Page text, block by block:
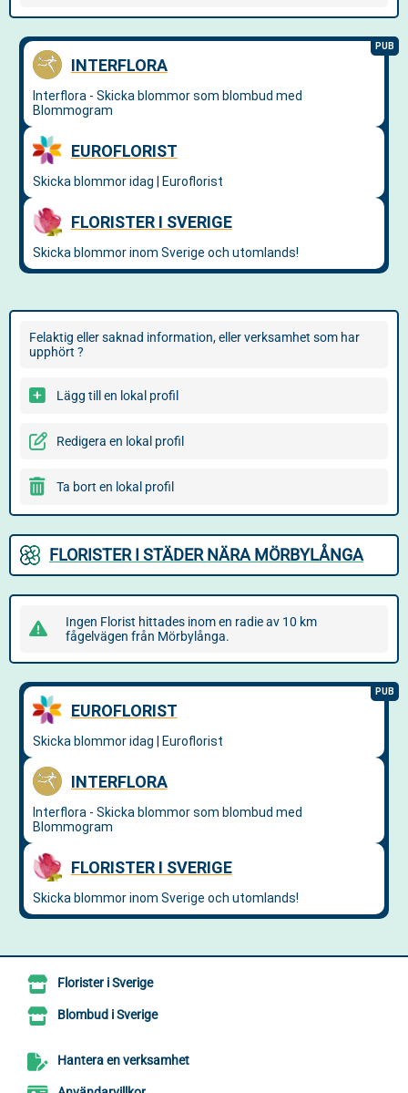
Felaktig eller saknad information, eller verksamhet som har
upphört ?
Lägg till en lokal profil
Redigera en lokal profil
Ta bort en lokal profil
FLORISTER I STÄDER NÄRA MÖRBYLÅNGA
Ingen Florist hittades inom en radie av 10 km
fågelvägen från Mörbylånga.
Florister i Sverige
Blombud i Sverige
Hantera en verksamhet